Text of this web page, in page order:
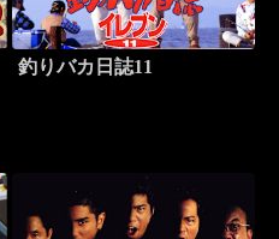
釣りバカ日誌11